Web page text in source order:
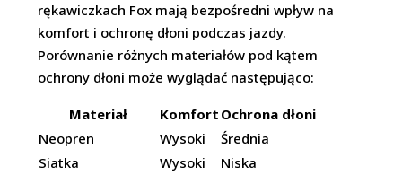
rękawiczkach Fox mają bezpośredni wpływ na
komfort i ochronę dłoni podczas jazdy.
Porównanie różnych materiałów pod kątem
ochrony dłoni może wyglądać następująco:
Materiał Komfort Ochrona dłoni
Neopren
Wysoki
Średnia
Siatka
Wysoki
Niska